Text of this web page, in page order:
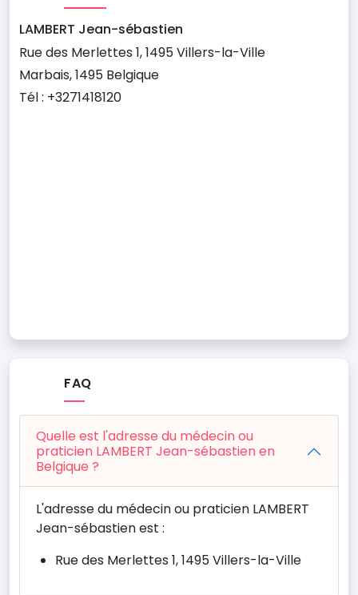
LAMBERT Jean-sébastien
Rue des Merlettes 1, 1495 Villers-la-Ville
Marbais, 1495 Belgique
Tél : +3271418120
FAQ
Quelle est l'adresse du médecin ou
praticien LAMBERT Jean-sébastien en
Belgique ?
L'adresse du médecin ou praticien LAMBERT
Jean-sébastien est :
Rue des Merlettes 1, 1495 Villers-la-Ville